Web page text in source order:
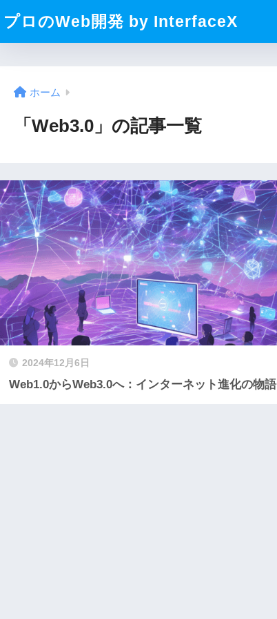
プロのWeb開発 by InterfaceX
ホーム
「Web3.0」の記事一覧
2024年12月6日
Web1.0からWeb3.0へ：インターネット進化の物語